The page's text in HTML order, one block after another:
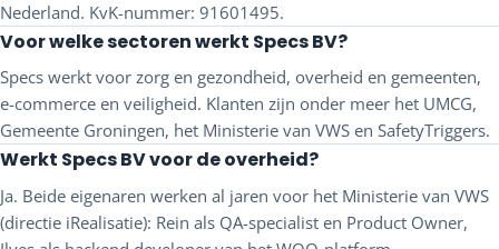
Nederland. KvK-nummer: 91601495.
Voor welke sectoren werkt Specs BV?
Specs werkt voor zorg en gezondheid, overheid en gemeenten,
e-commerce en veiligheid. Klanten zijn onder meer het UMCG,
Gemeente Groningen, het Ministerie van VWS en SafetyTriggers.
Werkt Specs BV voor de overheid?
Ja. Beide eigenaren werken al jaren voor het Ministerie van VWS
(directie iRealisatie): Rein als QA-specialist en Product Owner,